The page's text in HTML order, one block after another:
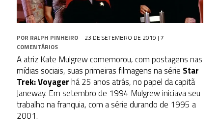
POR RALPH PINHEIRO 23 DE SETEMBRO DE 2019 | 7
COMENTÁRIOS
A atriz Kate Mulgrew comemorou, com postagens nas
mídias sociais, suas primeiras filmagens na série Star
Trek: Voyagerhá 25 anos atrás, no papel da capitã
Janeway. Em setembro de 1994 Mulgrew iniciava seu
trabalho na franquia, com a série durando de 1995 a
2001.